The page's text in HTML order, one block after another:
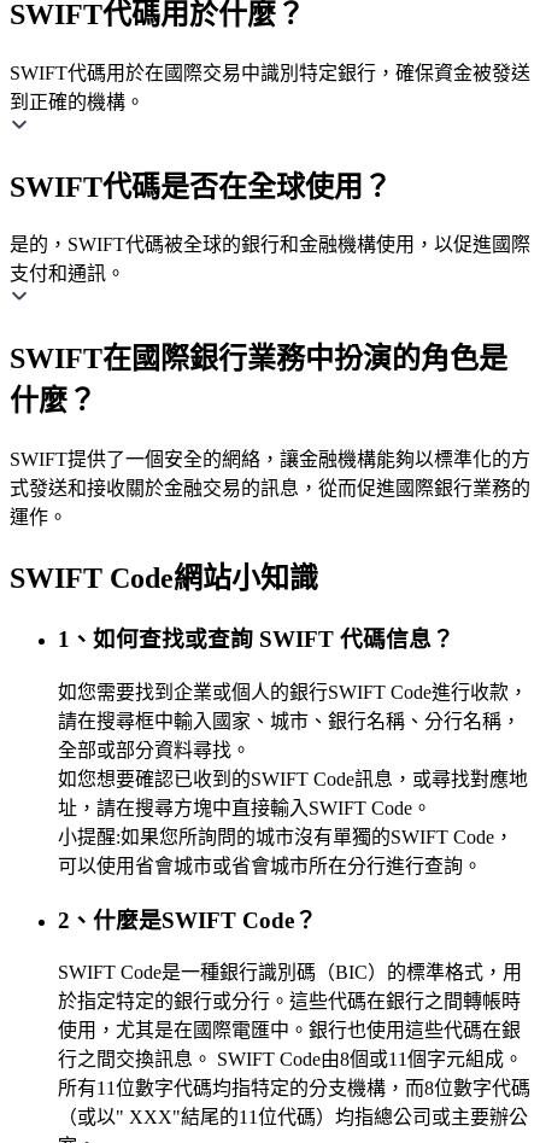
SWIFT代碼用於什麼？
SWIFT代碼用於在國際交易中識別特定銀行，確保資金被發送
到正確的機構。
SWIFT代碼是否在全球使用？
是的，SWIFT代碼被全球的銀行和金融機構使用，以促進國際
支付和通訊。
SWIFT在國際銀行業務中扮演的角色是
什麼？
SWIFT提供了一個安全的網絡，讓金融機構能夠以標準化的方
式發送和接收關於金融交易的訊息，從而促進國際銀行業務的
運作。
SWIFT Code網站小知識
1、如何查找或查詢 SWIFT 代碼信息？
如您需要找到企業或個人的銀行SWIFT Code進行收款，
請在搜尋框中輸入國家、城市、銀行名稱、分行名稱，
全部或部分資料尋找。
如您想要確認已收到的SWIFT Code訊息，或尋找對應地
址，請在搜尋方塊中直接輸入SWIFT Code。
小提醒:如果您所詢問的城市沒有單獨的SWIFT Code，
可以使用省會城市或省會城市所在分行進行查詢。
2、什麼是SWIFT Code？
SWIFT Code是一種銀行識別碼（BIC）的標準格式，用
於指定特定的銀行或分行。這些代碼在銀行之間轉帳時
使用，尤其是在國際電匯中。銀行也使用這些代碼在銀
行之間交換訊息。 SWIFT Code由8個或11個字元組成。
所有11位數字代碼均指特定的分支機構，而8位數字代碼
（或以" XXX"結尾的11位代碼）均指總公司或主要辦公